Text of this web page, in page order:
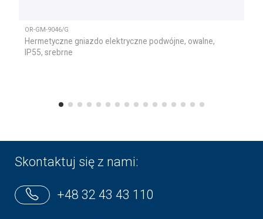
OR-GM-9046/G
Hermetyczne gniazdo elektryczne podwójne, owalne,
IP55, srebrne
Skontaktuj się z nami:
+48 32 43 43 110